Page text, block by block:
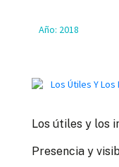
Año: 2018
Los útiles y los
Presencia y